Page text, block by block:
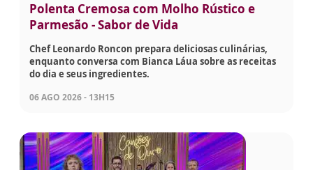
Polenta Cremosa com Molho Rústico e
Parmesão - Sabor de Vida
Chef Leonardo Roncon prepara deliciosas culinárias,
enquanto conversa com Bianca Láua sobre as receitas
do dia e seus ingredientes.
06 AGO 2026 - 13H15